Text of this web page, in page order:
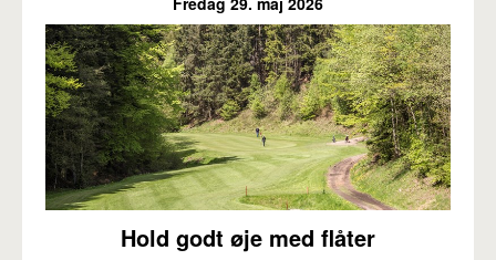
Hold godt øje med flåter